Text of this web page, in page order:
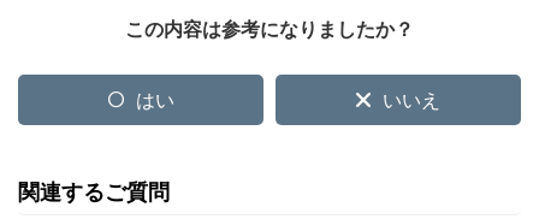
この内容は参考になりましたか？
はい いいえ
関連するご質問